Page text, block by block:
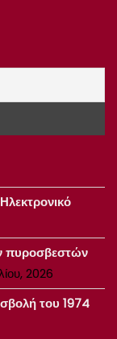
πυροσβεστών
2026
του 1974